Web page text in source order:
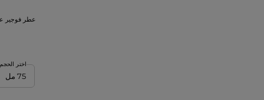
عطر فوجير
اختر الحجم